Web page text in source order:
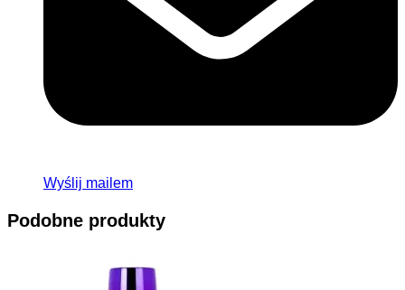
Wyślij mailem
Podobne produkty